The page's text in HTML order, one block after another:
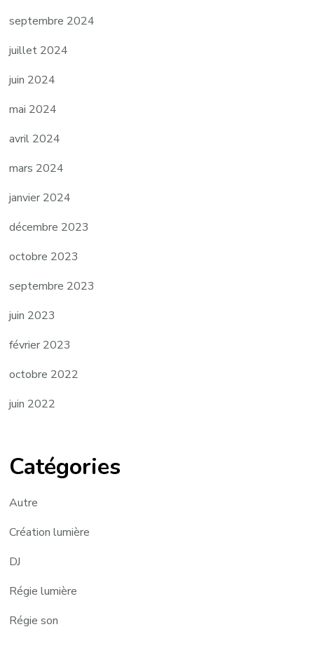
septembre 2024
juillet 2024
juin 2024
mai 2024
avril 2024
mars 2024
janvier 2024
décembre 2023
octobre 2023
septembre 2023
juin 2023
février 2023
octobre 2022
juin 2022
Catégories
Autre
Création lumière
DJ
Régie lumière
Régie son